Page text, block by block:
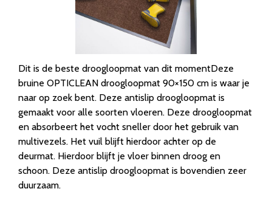
Dit is de beste droogloopmat van dit momentDeze
bruine OPTICLEAN droogloopmat 90×150 cm is waar je
naar op zoek bent. Deze antislip droogloopmat is
gemaakt voor alle soorten vloeren. Deze droogloopmat
en absorbeert het vocht sneller door het gebruik van
multivezels. Het vuil blijft hierdoor achter op de
deurmat. Hierdoor blijft je vloer binnen droog en
schoon. Deze antislip droogloopmat is bovendien zeer
duurzaam.